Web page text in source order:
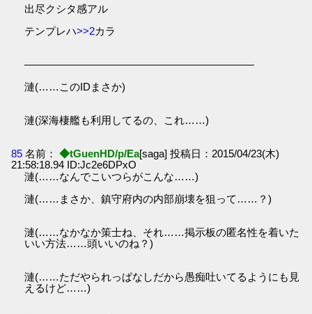
出尽クシタ感アル
テンプレハ>>2カラ
――――――――――――――――――――――
漣(……このIDまさか)
漣(深海棲艦も利用してるの、これ……)
85 名前： ◆tGuenHD/p/Ea[saga] 投稿日：2015/04/23(木)
21:58:18.94 ID:Jc2e6DPxO
漣(……なんでこいつらがこんな……)
漣(……まさか、鎮守府内の内部崩壊を狙って……？)
漣(……なかなか策士ね、それ……掲示板の匿名性を着いた
いい方法……頭いいのね？)
漣(……ただやられっぱなしだから愚痴吐いてるようにも見
えるけど……)